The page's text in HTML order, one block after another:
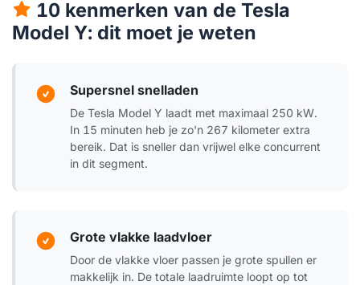
10 kenmerken van de Tesla
Model Y: dit moet je weten
Supersnel snelladen
De Tesla Model Y laadt met maximaal 250 kW.
In 15 minuten heb je zo'n 267 kilometer extra
bereik. Dat is sneller dan vrijwel elke concurrent
in dit segment.
Grote vlakke laadvloer
Door de vlakke vloer passen je grote spullen er
makkelijk in. De totale laadruimte loopt op tot